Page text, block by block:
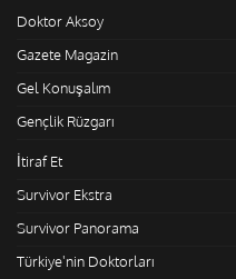
Doktor Aksoy
Gazete Magazin
Gel Konuşalım
Gençlik Rüzgarı
İtiraf Et
Survivor Ekstra
Survivor Panorama
Türkiye'nin Doktorları